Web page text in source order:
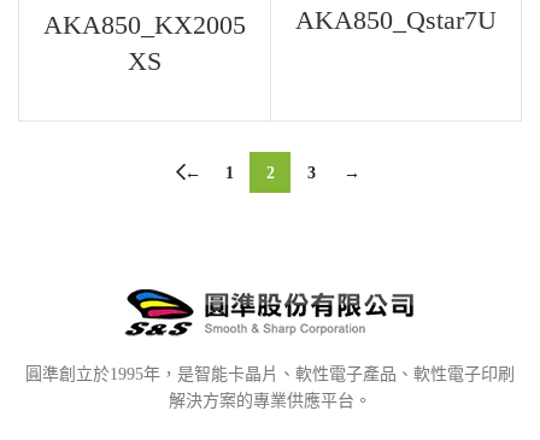
AKA850_KX2005
XS
AKA850_Qstar7U
← 1 2 3 →
圓準創立於1995年，是智能卡晶片、軟性電子產品、軟性電子印刷
解決方案的專業供應平台。